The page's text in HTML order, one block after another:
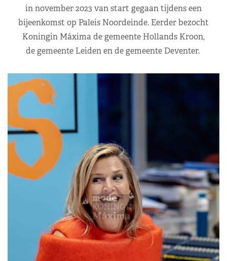
in november 2023 van start gegaan tijdens een
bijeenkomst op Paleis Noordeinde. Eerder bezocht
Koningin Máxima de gemeente Hollands Kroon,
de gemeente Leiden en de gemeente Deventer.